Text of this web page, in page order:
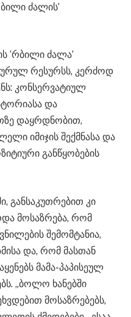
ძალის’
‘რბილი ძალა’
რესურსს, კერძოდ
კონსერვატიულ
და
დაყრდნობით,
იმიჯის შექმნასა და
განწყობების
განსაკუთრებით კი
მოსაზრება, რომ
შემომტანია,
და, რომ მასთან
მამა-პაპისეულ
„ბოლო ხანებში
მოსაზრებებს,